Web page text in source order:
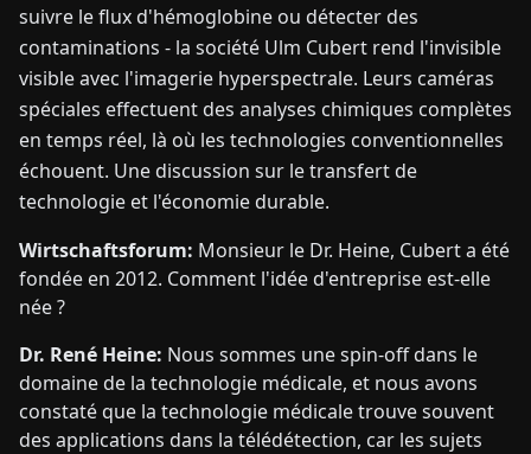
ENDEFRESITNLPL HU
CONTACTEZ-
NOUS
suivre le flux d'hémoglobine ou détecter des
contaminations - la société Ulm Cubert rend l'invisible
visible avec l'imagerie hyperspectrale. Leurs caméras
spéciales effectuent des analyses chimiques complètes
en temps réel, là où les technologies conventionnelles
échouent. Une discussion sur le transfert de
technologie et l'économie durable.
Wirtschaftsforum: Monsieur le Dr. Heine, Cubert a été
fondée en 2012. Comment l'idée d'entreprise est-elle
née ?
Dr. René Heine: Nous sommes une spin-off dans le
domaine de la technologie médicale, et nous avons
constaté que la technologie médicale trouve souvent
des applications dans la télédétection, car les sujets